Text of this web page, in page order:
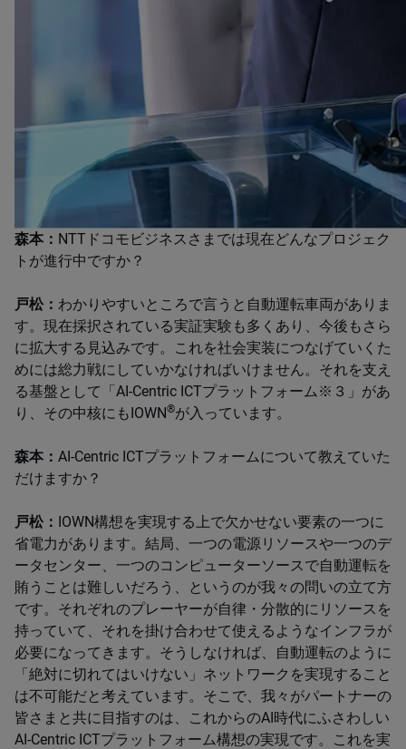
森本： NTTドコモビジネスさまでは現在どんなプロジェク
トが進行中ですか？
戸松： わかりやすいところで言うと自動運転車両がありま
す。現在採択されている実証実験も多くあり、今後もさら
に拡大する見込みです。これを社会実装につなげていくた
めには総力戦にしていかなければいけません。それを支え
る基盤として「AI-Centric ICTプラットフォーム※３」があ
り、その中核にもIOWN®が入っています。
森本： AI-Centric ICTプラットフォームについて教えていた
だけますか？
戸松： IOWN構想を実現する上で欠かせない要素の一つに
省電力があります。結局、一つの電源リソースや一つのデ
ータセンター、一つのコンピューターソースで自動運転を
賄うことは難しいだろう、というのが我々の問いの立て方
です。それぞれのプレーヤーが自律・分散的にリソースを
持っていて、それを掛け合わせて使えるようなインフラが
必要になってきます。そうしなければ、自動運転のように
「絶対に切れてはいけない」ネットワークを実現すること
は不可能だと考えています。そこで、我々がパートナーの
皆さまと共に目指すのは、これからのAI時代にふさわしい
AI-Centric ICTプラットフォーム構想の実現です。これを実